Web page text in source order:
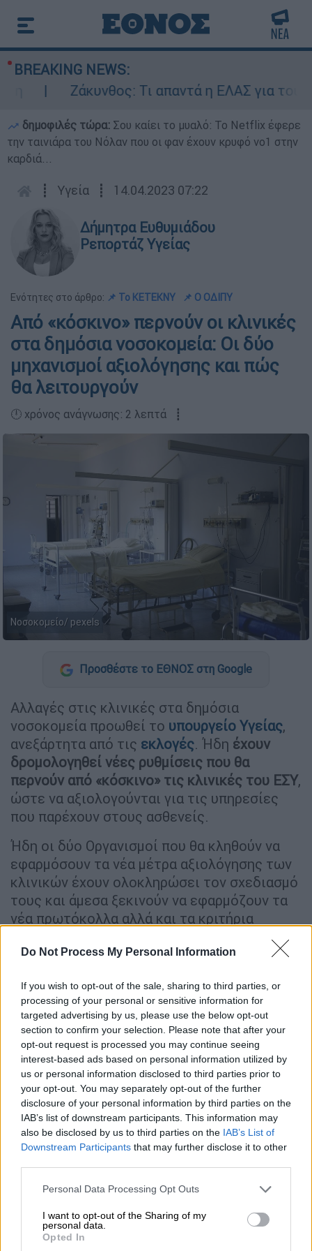
Do Not Process My Personal Information
If you wish to opt-out of the sale, sharing to third parties, or
processing of your personal or sensitive information for
targeted advertising by us, please use the below opt-out
section to confirm your selection. Please note that after your
opt-out request is processed you may continue seeing
interest-based ads based on personal information utilized by
us or personal information disclosed to third parties prior to
your opt-out. You may separately opt-out of the further
disclosure of your personal information by third parties on the
IAB’s list of downstream participants. This information may
also be disclosed by us to third parties on the IAB’s List of
Downstream Participants that may further disclose it to other
Please note that this website/app uses one or more Google
not limited to your visit or usage behaviour. You may click to
grant or deny consent to Google and its third-party tags to
use your data for below specified purposes in below Google
Personal Data Processing Opt Outs
I want to opt-out of the Sharing of my
personal data.
Opted In
BREAKING NEWS:
Ζάκυνθος: Τι απαντά η ΕΛΑΣ για τους 8
δημοφιλές τώρα: Σου καίει το μυαλό: Το Netflix έφερε
την ταινιάρα του Νόλαν που οι φαν έχουν κρυφό νο1 στην
καρδιά...
┋ Υγεία ┋ 14.04.2023 07:22
Δήμητρα Ευθυμιάδου
Ρεπορτάζ Υγείας
Ενότητες στο άρθρο: 📌 Το ΚΕΤΕΚΝΥ 📌 Ο ΟΔΙΠΥ
Aπό «κόσκινο» περνούν οι κλινικές
στα δημόσια νοσοκομεία: Oι δύο
μηχανισμοί αξιολόγησης και πώς
θα λειτουργούν
🕛 χρόνος ανάγνωσης: 2 λεπτά ┋
Νοσοκομείο/ pexels
Προσθέστε το ΕΘΝΟΣ στη Google
Αλλαγές στις κλινικές στα δημόσια
νοσοκομεία προωθεί το υπουργείο Υγείας,
ανεξάρτητα από τις εκλογές. Ήδη έχουν
δρομολογηθεί νέες ρυθμίσεις που θα
περνούν από «κόσκινο» τις κλινικές του ΕΣΥ,
ώστε να αξιολογούνται για τις υπηρεσίες
που παρέχουν στους ασθενείς.
Ήδη οι δύο Οργανισμοί που θα κληθούν να
εφαρμόσουν τα νέα μέτρα αξιολόγησης των
κλινικών έχουν ολοκληρώσει τον σχεδιασμό
τους και άμεσα ξεκινούν να εφαρμόζουν τα
νέα πρωτόκολλα αλλά και τα κριτήρια
που ασχολείται με την κοστολόγηση των
ιατρικών πράξεων (DRGs) και τονΟΔΙΠΥ
Οργανισμό Διασφάλισης της Ποιότητας στην
Υγεία.
Και οι δύο φορείς είναι εκτός των άλλων και
μηχανισμοί αξιολόγησης των κλινικών, αφού
καταγράφουν με συγκεκριμένα κριτήρια την
αποδοτικότητά τους.
Το ΚΕΤΕΚΝΥ
Μάλιστα άμεσα ξεκινούν και ριζικές αλλαγές
στον τρόπο κοστολόγησης των ιατρικών
πράξεων στα νοσοκομεία, μηχανισμός που θα
φιλτράρει και την ποιότητα των νοσηλειών